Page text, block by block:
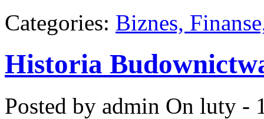
Categories: Biznes,
Historia
Posted by admin On luty -